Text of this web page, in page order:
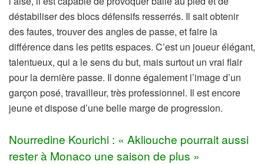
déstabiliser des blocs défensifs resserrés. Il sait obtenir
des fautes, trouver des angles de passe, et faire la
différence dans les petits espaces. C’est un joueur élégant,
talentueux, qui a le sens du but, mais surtout un vrai flair
pour la dernière passe. Il donne également l’image d’un
garçon posé, travailleur, très professionnel. Il est encore
jeune et dispose d’une belle marge de progression.
Nourredine Kourichi : « Akliouche pourrait aussi
rester à Monaco une saison de plus »